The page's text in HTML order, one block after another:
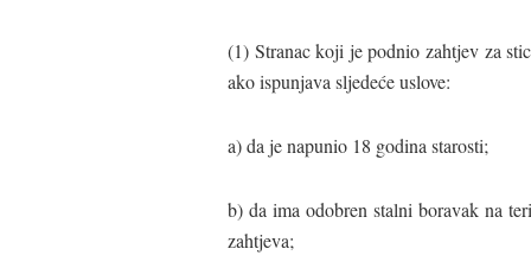
(1) Stranac koji je podnio zahtjev za
ako ispunjava sljedeće uslove:
a) da je napunio 18 godina starosti;
b) da ima odobren stalni boravak na
zahtjeva;